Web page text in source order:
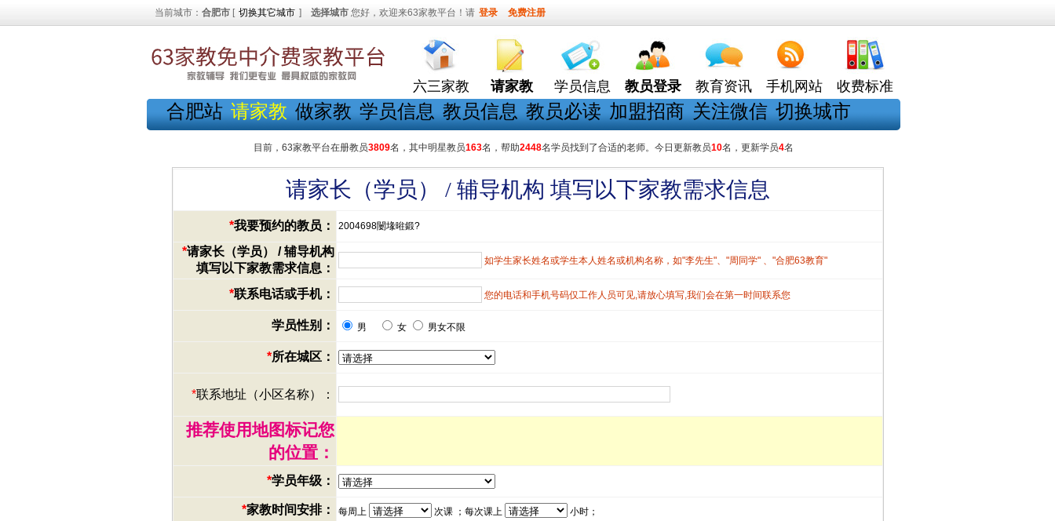
当前城市： 合肥市 [ 切换其它城市 ] 选择城市 您好，欢迎来63家教平台！请 登录 免费注册
六三家教 请家教 学员信息 教员登录 教育资讯 手机网站 收费标准
合肥站 请家教 做家教 学员信息 教员信息 教员必读 加盟招商 关注微信 切换城市
目前，63家教平台在册教员3809名，其中明星教员163名，帮助2448名学员找到了合适的老师。今日更新教员10名，更新学员4名
请家长（学员） / 辅导机构 填写以下家教需求信息
*我要预约的教员： 2004698闄堟暀鍛?
*请家长（学员） / 辅导机构
填写以下家教需求信息：
如学生家长姓名或学生本人姓名或机构名称，如"李先生"、"周同学" 、"合肥63教育"
*联系电话或手机： 您的电话和手机号码仅工作人员可见,请放心填写,我们会在第一时间联系您
学员性别： 男 女 男女不限
*所在城区：
*联系地址（小区名称）：
推荐使用地图标记您
的位置：
*学员年级：
*家教时间安排： 每周上 次课 ；每次课上 小时；